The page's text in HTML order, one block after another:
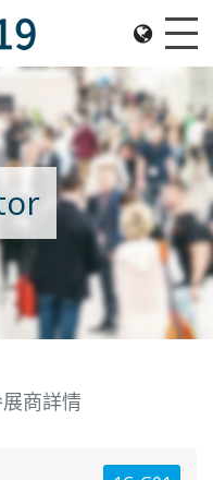
20 Nov 2019,
商詳情